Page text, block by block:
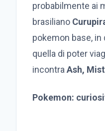
probabilmente ai
brasiliano
pokemon base,
quella di poter
incontraAsh,
Pokemon: